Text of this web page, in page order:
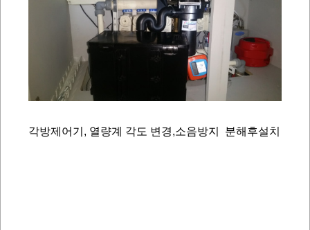
각방제어기, 열량계 각도 변경,소음방지 분해후설치